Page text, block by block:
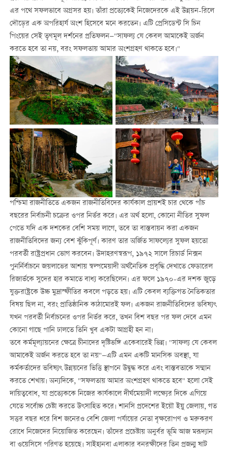
এর পথে সফলভাবে অগ্রসর হয়। তাঁরা প্রত্যেকেই নিজেদেরকে এই উন্নয়ন-রিলে
দৌড়ের এক অপরিহার্য অংশ হিসেবে মনে করতেন। এটি প্রেসিডেন্ট সি চিন
পিংয়ের সেই তৃণমূল দর্শনের প্রতিফলন—"সাফল্য যে কেবল আমাকেই অর্জন
করতে হবে তা নয়, বরং সফলতায় আমার অংশগ্রহণ থাকতে হবে।"
পশ্চিমা রাজনীতিতে একজন রাজনীতিবিদের কার্যকাল প্রায়শই চার থেকে পাঁচ
বছরের নির্বাচনী চক্রের ওপর নির্ভর করে। এর অর্থ হলো, কোনো নীতির সুফল
পেতে যদি এক দশকের বেশি সময় লাগে, তবে তা বাস্তবায়ন করা একজন
রাজনীতিবিদের জন্য বেশ ঝুঁকিপূর্ণ। কারণ তার অর্জিত সাফল্যের সুফল হয়তো
পরবর্তী রাষ্ট্রপ্রধান ভোগ করবেন। উদাহরণস্বরূপ, ১৯৭২ সালে রিচার্ড নিক্সন
পুনর্নির্বাচনে জয়লাভের আশায় স্বল্পমেয়াদী অর্থনৈতিক প্রবৃদ্ধি দেখাতে ফেডারেল
রিজার্ভকে সুদের হার কমাতে বাধ্য করেছিলেন। এর ফলে ১৯৭০-এর দশক জুড়ে
যুক্তরাষ্ট্রকে উচ্চ মুদ্রাস্ফীতির কবলে পড়তে হয়। এটি কেবল ব্যক্তিগত নৈতিকতার
বিষয় ছিল না, বরং প্রাতিষ্ঠানিক কাঠামোরই ফল। একজন রাজনীতিবিদের ভবিষ্যৎ
যখন পরবর্তী নির্বাচনের ওপর নির্ভর করে, তখন বিশ বছর পর ফল দেবে এমন
কোনো গাছে পানি ঢালতে তিনি খুব একটা আগ্রহী হন না।
তবে কর্মমূল্যায়নের ক্ষেত্রে চীনাদের দৃষ্টিভঙ্গি একেবারেই ভিন্ন। "সাফল্য যে কেবল
আমাকেই অর্জন করতে হবে তা নয়"—এটি এমন একটি মানসিক অবস্থা, যা
কর্মকর্তাদের ভবিষ্যৎ উন্নয়নের ভিত্তি স্থাপনে উদ্বুদ্ধ করে এবং বাস্তবতাকে সম্মান
করতে শেখায়। অন্যদিকে, "সফলতায় আমার অংশগ্রহণ থাকতে হবে" হলো সেই
দায়িত্ববোধ, যা প্রত্যেককে নিজের কার্যকালে দীর্ঘমেয়াদী লক্ষ্যের দিকে এগিয়ে
যেতে সর্বোচ্চ চেষ্টা করতে উৎসাহিত করে। শানসি প্রদেশের ইয়ৌ ইয়ু জেলায়, গত
সত্তর বছর ধরে বিশ জনেরও বেশি জেলা পর্যায়ের নেতা বৃক্ষরোপণ ও মরুকরণ
রোধে নিজেদের নিয়োজিত করেছেন। তাঁদের প্রচেষ্টায় অনুর্বর ভূমি আজ মরূদ্যান
বা ওয়েসিসে পরিণত হয়েছে। সাইহানবা এলাকার বনরক্ষীদের তিন প্রজন্ম ষাট